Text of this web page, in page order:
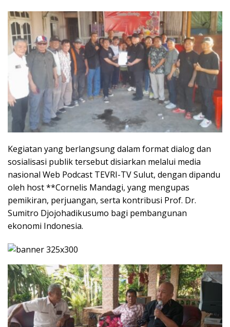
Kegiatan yang berlangsung dalam format dialog dan
sosialisasi publik tersebut disiarkan melalui media
nasional Web Podcast TEVRI-TV Sulut, dengan dipandu
oleh host **Cornelis Mandagi, yang mengupas
pemikiran, perjuangan, serta kontribusi Prof. Dr.
Sumitro Djojohadikusumo bagi pembangunan
ekonomi Indonesia.